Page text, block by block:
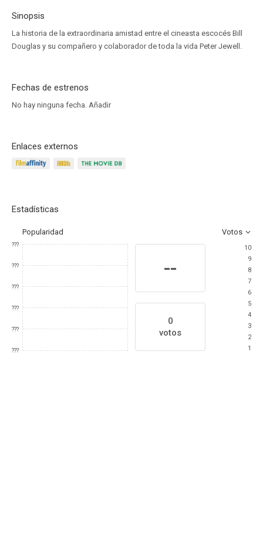
Sinopsis
La historia de la extraordinaria amistad entre el cineasta escocés Bill
Douglas y su compañero y colaborador de toda la vida Peter Jewell.
Fechas de estrenos
No hay ninguna fecha. Añadir
Enlaces externos
Estadísticas
Popularidad Votos
???
???
???
???
???
???
--
0
votos
10
9
8
7
6
5
4
3
2
1